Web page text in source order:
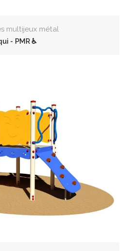
multijeux métal
- PMR ♿